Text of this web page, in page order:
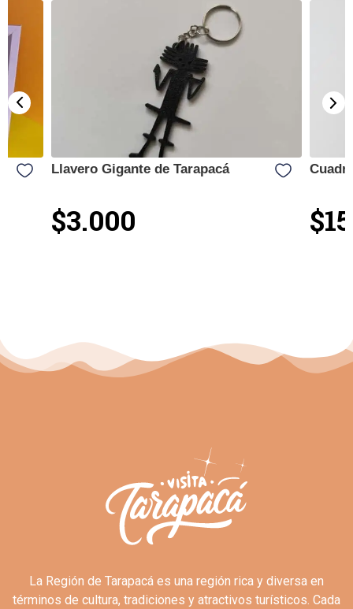
Llavero Gigante de Tarapacá
$3.000
La Región de Tarapacá es una región rica y diversa en
términos de cultura, tradiciones y atractivos turísticos. Cada